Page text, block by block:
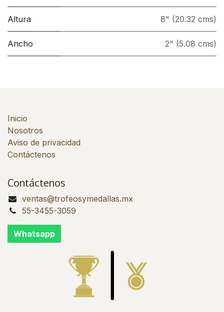
Altura 8" (20.32 cms)
Ancho 2" (5.08 cms)
Inicio
Nosotros
Aviso de privacidad
Contáctenos
Contáctenos
ventas@trofeosymedallas.mx
55-3455-3059
Whatsapp